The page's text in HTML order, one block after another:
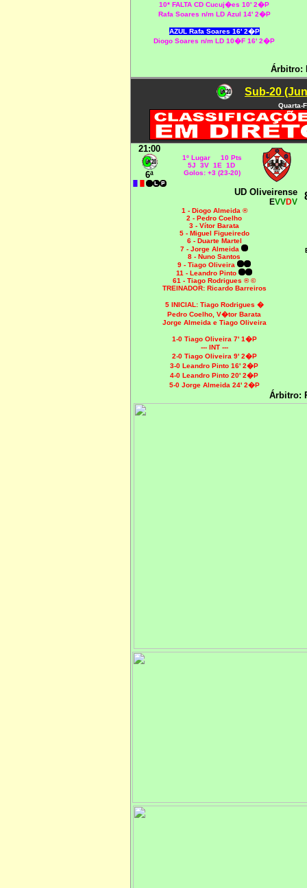
10* FALTA CD Cucuj�es 10' 2�P
Rafa Soares n/m LD Azul 14' 2�P
AZUL Rafa Soares 16' 2�P
Diogo Soares n/m LD 10�F 16' 2�P
Árbitro:
Sub-20
Quarta-
21:00
6ª
1º Lugar 10 Pts
5J 3V 1E 1D
Golos: +3 (23-20)
UD Oliveirense
EVVDV
1 - Diogo Almeida ®
2 - Pedro Coelho
3 - Vítor Barata
5 - Miguel Figueiredo
6 - Duarte Martel
7 - Jorge Almeida
8 - Nuno Santos
9 - Tiago Oliveira
11 - Leandro Pinto
61 - Tiago Rodrigues ® ©
TREINADOR: Ricardo Barreiros
5 INICIAL: Tiago Rodrigues �
Pedro Coelho, V�tor Barata
Jorge Almeida e Tiago Oliveira
1-0 Tiago Oliveira 7' 1�P
--- INT ---
2-0 Tiago Oliveira 9' 2�P
3-0 Leandro Pinto 16' 2�P
4-0 Leandro Pinto 20' 2�P
5-0 Jorge Almeida 24' 2�P
Árbitro: